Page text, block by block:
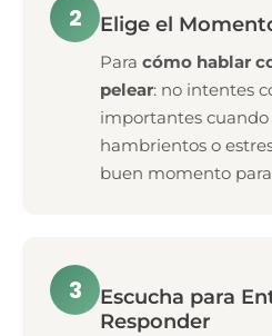
2 Elige el
Para cómo hablar
pelear: no intentes
importantes cuando
hambrientos o
buen momento
3
Escucha para
Responder